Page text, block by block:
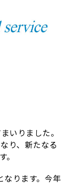
いりました。
り、新たなる
なります。今年